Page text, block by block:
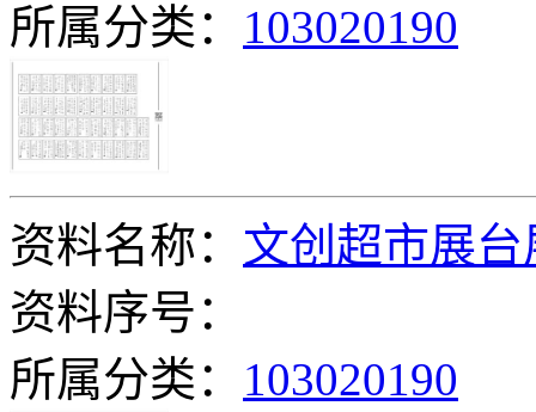
所属分类： 103020190
资料名称： 文创超市展
资料序号：
所属分类： 103020190